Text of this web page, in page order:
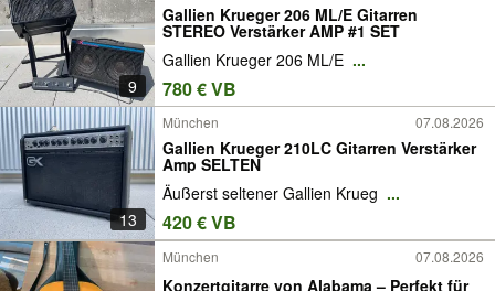
9
Gallien Krueger 206 ML/E Gitarren
STEREO Verstärker AMP #1 SET
Gallien Krueger 206 ML/E ...
780 € VB
13
München 07.08.2026
Gallien Krueger 210LC Gitarren Verstärker
Amp SELTEN
Äußerst seltener Gallien Krueg ...
420 € VB
München 07.08.2026
Konzertgitarre von Alabama – Perfekt für